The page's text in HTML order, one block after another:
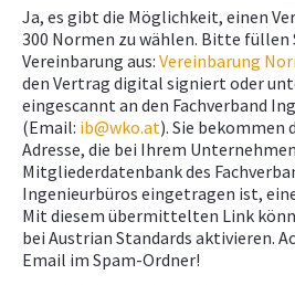
Ja, es gibt die Möglichkeit, einen
300 Normen zu wählen. Bitte füllen
Vereinbarung aus: Vereinbarung
den Vertrag digital signiert oder
eingescannt an den Fachverband
(Email: ib@wko.at). Sie bekommen
Adresse, die bei Ihrem
Mitgliederdatenbank des
Ingenieurbüros eingetragen ist,
Mit diesem übermittelten Link
bei Austrian Standards aktivieren.
Email im Spam-Ordner!